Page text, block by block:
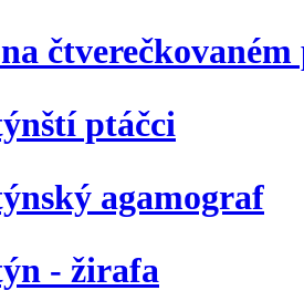
ptáčci
agamograf
- žirafa